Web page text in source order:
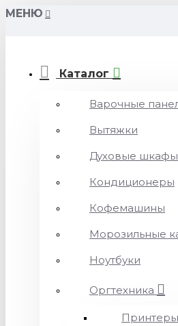
МЕНЮ
Каталог
Варочные
Вытяжки
Духовые шкафы
Кондиционеры
Кофемашины
Морозильные
Ноутбуки
Оргтехника